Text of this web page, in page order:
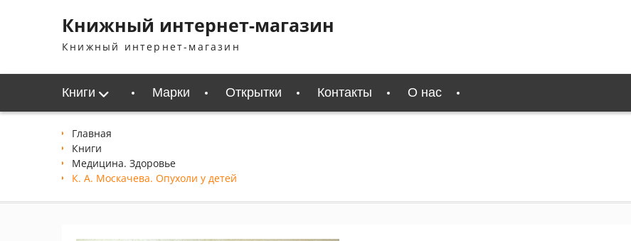
содержимомуКнижный интернет-магазин
Книжный интернет-магазин
Книги Марки Открытки Контакты О нас
Главная
Книги
Медицина. Здоровье
К. А. Москачева. Опухоли у детей